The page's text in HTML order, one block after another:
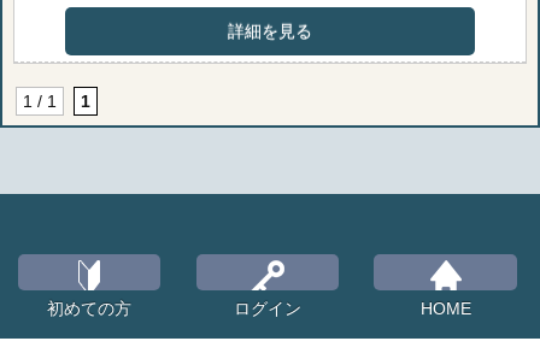
詳細を見る
1 / 1 1
初めての方 ログイン HOME